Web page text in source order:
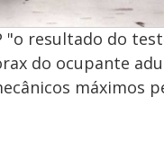
"o resultado do
do ocupante
máximos